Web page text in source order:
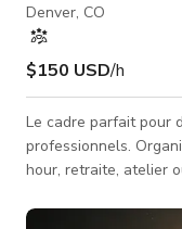
Denver, CO
$150 USD/h
Le cadre parfait pour
professionnels.
hour, retraite, atelier
unique dans un